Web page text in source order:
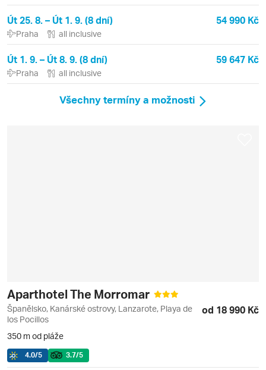
Út 25. 8. – Út 1. 9. (8 dní) 54 990 Kč
Praha all inclusive
Út 1. 9. – Út 8. 9. (8 dní) 59 647 Kč
Praha all inclusive
Všechny termíny a možnosti
Aparthotel The Morromar
Španělsko, Kanárské ostrovy, Lanzarote, Playa de
los Pocillos
od 18 990 Kč
350 m od pláže
4.0/5 3.7/5